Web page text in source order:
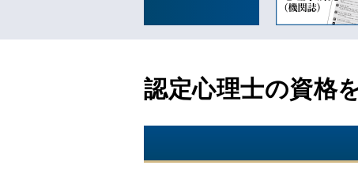
認定心理士の資格